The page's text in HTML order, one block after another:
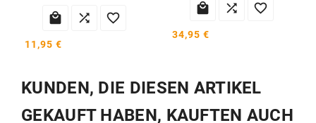
  
11,95 €
  
34,95 €
KUNDEN, DIE DIESEN ARTIKEL
GEKAUFT HABEN, KAUFTEN AUCH